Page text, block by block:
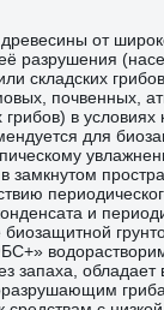
от
разрушения
складских
почвенных,
в условиях
для
замкнутом
и
запаха, обладает